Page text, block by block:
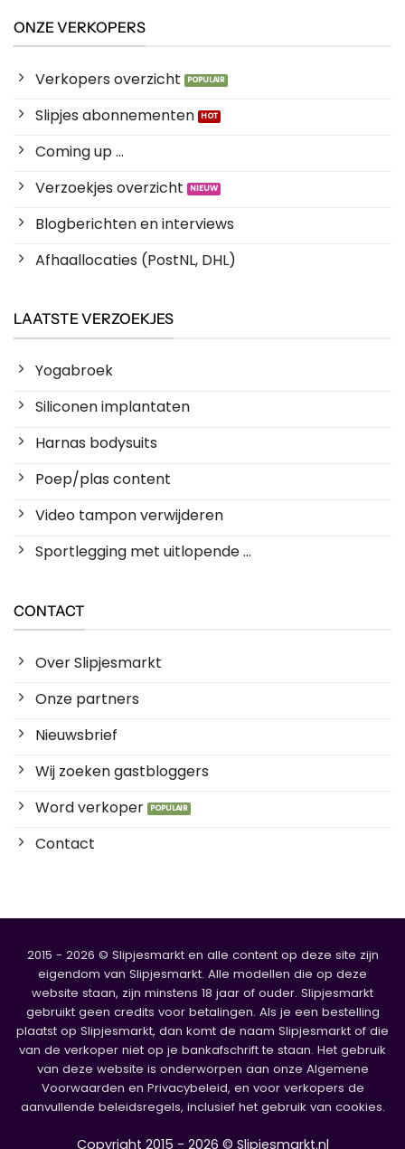
ONZE VERKOPERS
Verkopers overzicht
Slipjes abonnementen
Coming up ...
Verzoekjes overzicht
Blogberichten en interviews
Afhaallocaties (PostNL, DHL)
LAATSTE VERZOEKJES
Yogabroek
Siliconen implantaten
Harnas bodysuits
Poep/plas content
Video tampon verwijderen
Sportlegging met uitlopende ...
CONTACT
Over Slipjesmarkt
Onze partners
Nieuwsbrief
Wij zoeken gastbloggers
Word verkoper
Contact
2015 - 2026 © Slipjesmarkt en alle content op deze site zijn
eigendom van Slipjesmarkt. Alle modellen die op deze
website staan, zijn minstens 18 jaar of ouder. Slipjesmarkt
gebruikt geen credits voor betalingen. Als je een bestelling
plaatst op Slipjesmarkt, dan komt de naam Slipjesmarkt of die
van de verkoper niet op je bankafschrift te staan. Het gebruik
van deze website is onderworpen aan onze Algemene
Voorwaarden en Privacybeleid, en voor verkopers de
aanvullende beleidsregels, inclusief het gebruik van cookies.
Copyright 2015 - 2026 © Slipjesmarkt.nl